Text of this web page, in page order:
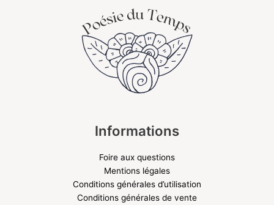
Informations
Foire aux questions
Mentions légales
Conditions générales d’utilisation
Conditions générales de vente